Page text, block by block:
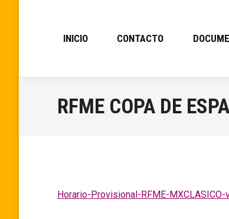
INICIO CONTACTO
RFME COPA DE
Horario-Provisional-RFME-MXCLASICO-